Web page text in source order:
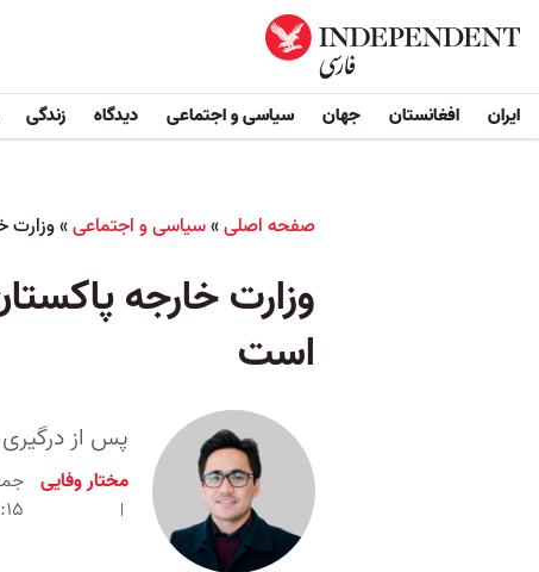
ایران افغانستان جهان سیاسی و اجتماعی دیدگاه زندگی
صفحه اصلی»سیاسی و اجتماعی»وزارت
وزارت خارجه
است
پس از درگیری
مختار وفایی